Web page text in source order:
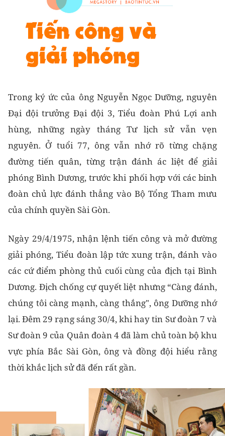
Trong ký ức của ông Nguyễn Ngọc Dưỡng, nguyên
Đại đội trưởng Đại đội 3, Tiểu đoàn Phú Lợi anh
hùng, những ngày tháng Tư lịch sử vẫn vẹn
nguyên. Ở tuổi 77, ông vẫn nhớ rõ từng chặng
đường tiến quân, từng trận đánh ác liệt để giải
phóng Bình Dương, trước khi phối hợp với các binh
đoàn chủ lực đánh thẳng vào Bộ Tổng Tham mưu
của chính quyền Sài Gòn.
Ngày 29/4/1975, nhận lệnh tiến công và mở đường
giải phóng, Tiểu đoàn lập tức xung trận, đánh vào
các cứ điểm phòng thủ cuối cùng của địch tại Bình
Dương. Địch chống cự quyết liệt nhưng “Càng đánh,
chúng tôi càng mạnh, càng thắng", ông Dưỡng nhớ
lại. Đêm 29 rạng sáng 30/4, khi hay tin Sư đoàn 7 và
Sư đoàn 9 của Quân đoàn 4 đã làm chủ toàn bộ khu
vực phía Bắc Sài Gòn, ông và đồng đội hiểu rằng
thời khắc lịch sử đã đến rất gần.